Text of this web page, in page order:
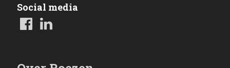
Social media